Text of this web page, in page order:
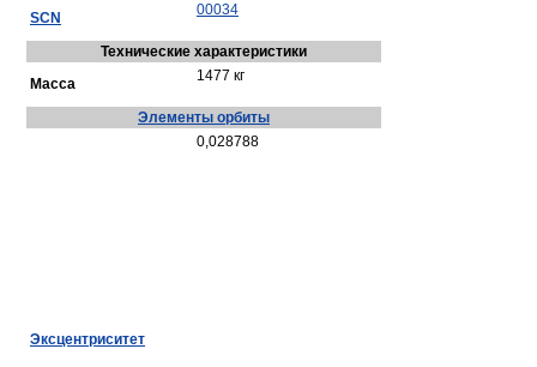
SCN 00034
Технические характеристики
Масса
1477 кг
Элементы орбиты
Эксцентриситет
0,028788